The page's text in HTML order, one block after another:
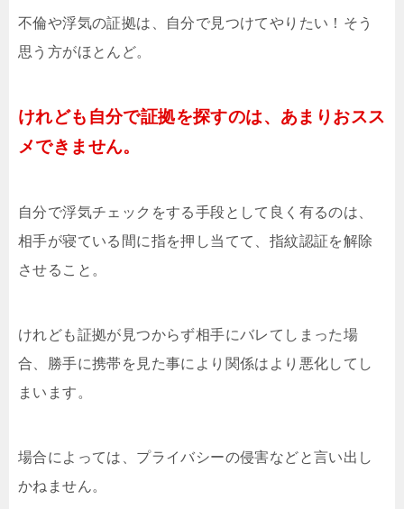
不倫や浮気の証拠は、自分で見つけてやりたい！そう
思う方がほとんど。
けれども自分で証拠を探すのは、あまりおスス
メできません。
自分で浮気チェックをする手段として良く有るのは、
相手が寝ている間に指を押し当てて、指紋認証を解除
させること。
けれども証拠が見つからず相手にバレてしまった場
合、勝手に携帯を見た事により関係はより悪化してし
まいます。
場合によっては、プライバシーの侵害などと言い出し
かねません。